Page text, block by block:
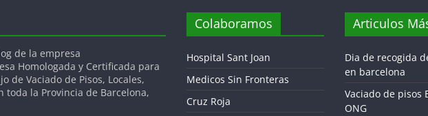
de la empresa
Homologada y Certificada para
de Vaciado de Pisos, Locales,
toda la Provincia de Barcelona,
Colaboramos
Hospital Sant Joan
Medicos Sin Fronteras
Cruz Roja
Articulos
Dia de recogida
en barcelona
Vaciado de pisos
ONG